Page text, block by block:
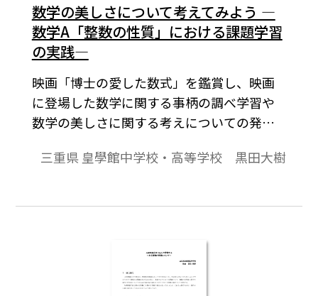
数学の美しさについて考えてみよう ―
数学A「整数の性質」における課題学習
の実践―
映画「博士の愛した数式」を鑑賞し、映画
に登場した数学に関する事柄の調べ学習や
数学の美しさに関する考えについての発
の考えを深める実践を紹介する。
三重県 皇學館中学校・高等学校 黒田大樹